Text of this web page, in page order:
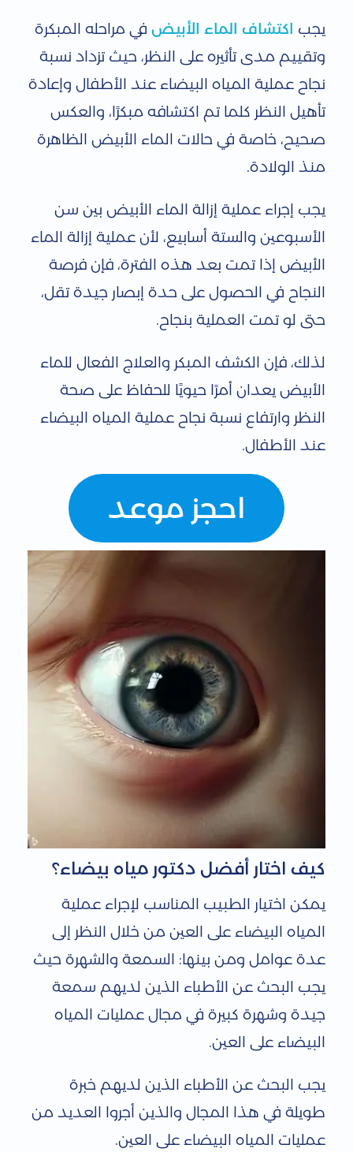
يجب اكتشاف الماء الأبيض في مراحله المبكرة
وتقييم مدى تأثيره على النظر، حيث تزداد نسبة
نجاح عملية المياه البيضاء عند الأطفال وإعادة
تأهيل النظر كلما تم اكتشافه مبكرًا، والعكس
صحيح، خاصة في حالات الماء الأبيض الظاهرة
منذ الولادة.
يجب إجراء عملية إزالة الماء الأبيض بين سن
الأسبوعين والستة أسابيع، لأن عملية إزالة الماء
الأبيض إذا تمت بعد هذه الفترة، فإن فرصة
النجاح في الحصول على حدة إبصار جيدة تقل،
حتى لو تمت العملية بنجاح.
لذلك، فإن الكشف المبكر والعلاج الفعال للماء
الأبيض يعدان أمرًا حيويًا للحفاظ على صحة
النظر وارتفاع نسبة نجاح عملية المياه البيضاء
عند الأطفال.
احجز موعد
كيف اختار أفضل دكتور مياه بيضاء؟
يمكن اختيار الطبيب المناسب لإجراء عملية
المياه البيضاء على العين من خلال النظر إلى
عدة عوامل ومن بينها: السمعة والشهرة حيث
يجب البحث عن الأطباء الذين لديهم سمعة
جيدة وشهرة كبيرة في مجال عمليات المياه
البيضاء على العين.
يجب البحث عن الأطباء الذين لديهم خبرة
طويلة في هذا المجال والذين أجروا العديد من
عمليات المياه البيضاء على العين.